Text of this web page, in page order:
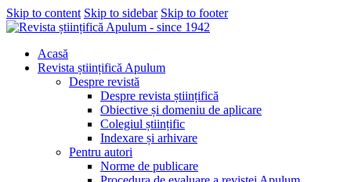
Skip to content Skip to sidebar Skip to footer
Acasă
Revista științifică Apulum
Despre revistă
Despre revista științifică
Obiective și domeniu de aplicare
Colegiul științific
Indexare și arhivare
Pentru autori
Norme de publicare